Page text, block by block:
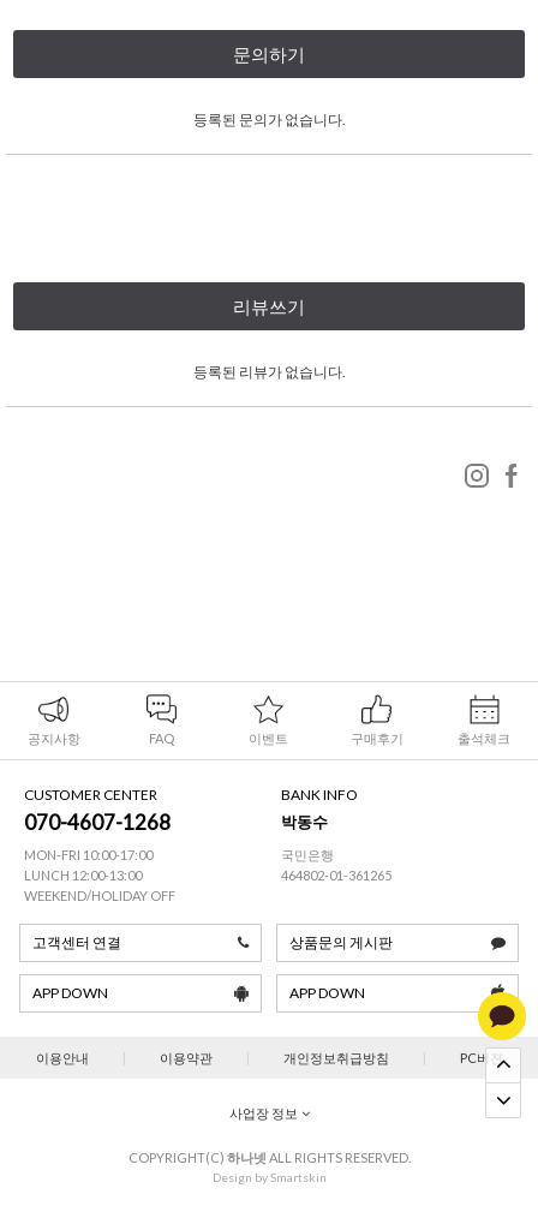
문의하기
등록된 문의가 없습니다.
리뷰쓰기
등록된 리뷰가 없습니다.
공지사항 FAQ 이벤트 구매후기 출석체크
CUSTOMER CENTER
070-4607-1268
MON-FRI 10:00-17:00
LUNCH 12:00-13:00
WEEKEND/HOLIDAY OFF
BANK INFO
박동수
국민은행
464802-01-361265
고객센터 연결 상품문의 게시판
APP DOWN APP DOWN
이용안내 이용약관 개인정보취급방침 PC버젼
사업장 정보
COPYRIGHT(C) 하나넷 ALL RIGHTS RESERVED.